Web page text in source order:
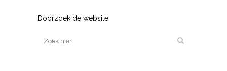
Doorzoek de website